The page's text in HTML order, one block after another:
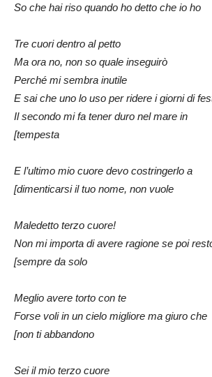
So che hai riso quando ho detto che io ho
Tre cuori dentro al petto
Ma ora no, non so quale inseguirò
Perché mi sembra inutile
E sai che uno lo uso per ridere i giorni di
Il secondo mi fa tener duro nel mare in
[tempesta
E l’ultimo mio cuore devo costringerlo a
[dimenticarsi il tuo nome, non vuole
Maledetto terzo cuore!
Non mi importa di avere ragione se poi
[sempre da solo
Meglio avere torto con te
Forse voli in un cielo migliore ma giuro che
[non ti abbandono
Sei il mio terzo cuore